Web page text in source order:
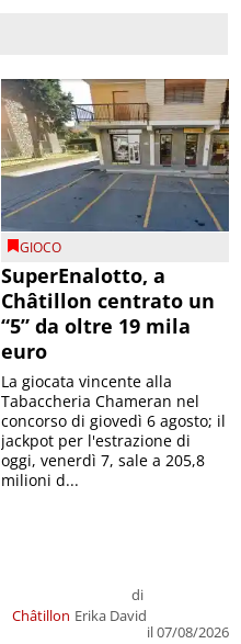
GIOCO
SuperEnalotto, a
Châtillon centrato un
“5” da oltre 19 mila
euro
Châtillon
di
Erika David
il 07/08/2026
La giocata vincente alla
Tabaccheria Chameran nel
concorso di giovedì 6 agosto; il
jackpot per l'estrazione di
oggi, venerdì 7, sale a 205,8
milioni d...